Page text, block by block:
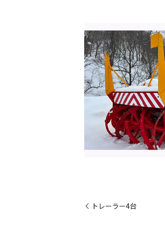
トレーラー4台